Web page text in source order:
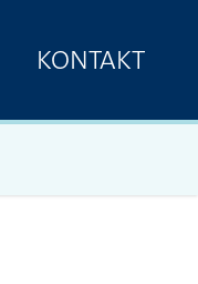
KONTAKT